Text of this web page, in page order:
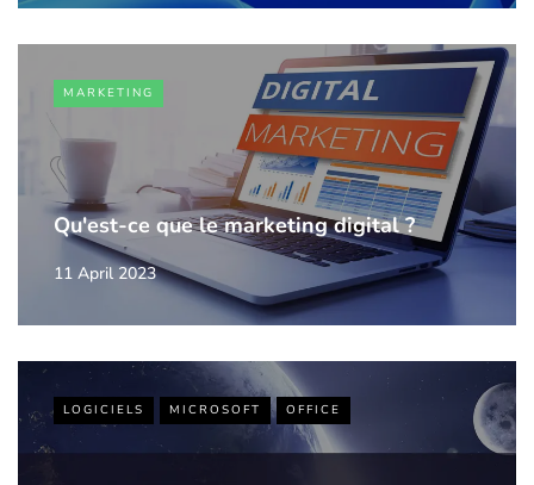
MARKETING
Qu'est-ce que le marketing digital ?
11 April 2023
LOGICIELS MICROSOFT OFFICE